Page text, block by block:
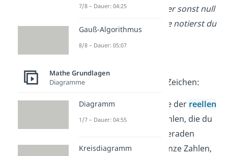
einsetzen, weil der Nenner sonst null
wird. In Kurzschreibweise notierst du
So liest du die einzelnen Zeichen:
steht für die Menge der reellen
Zahlen — also alle Zahlen, die du
dir auf einer Zahlengeraden
vorstellen kannst (ganze Zahlen,
7/8 – Dauer: 04:25
Gauß-Algorithmus
8/8 – Dauer: 05:07
Mathe Grundlagen
Diagramme
Diagramm
1/7 – Dauer: 04:55
Kreisdiagramm